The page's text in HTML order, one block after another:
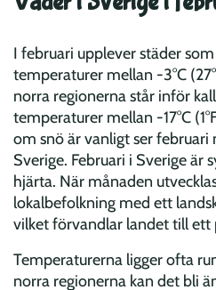
I februari upplever städer
temperaturer mellan -3°C
norra regionerna står inför
temperaturer mellan -17°C
om snö är vanligt ser
Sverige. Februari i Sverige
hjärta. När månaden
lokalbefolkning med ett
vilket förvandlar landet till ett
Temperaturerna ligger ofta
norra regionerna kan det bli